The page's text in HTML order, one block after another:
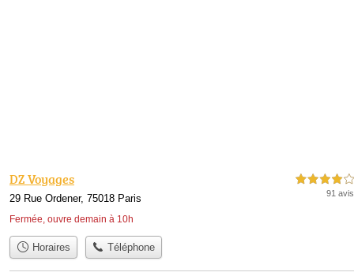
DZ Voyages
29 Rue Ordener, 75018 Paris
Fermée, ouvre demain à 10h
4,0 étoiles sur 5
91 avis
Horaires Téléphone